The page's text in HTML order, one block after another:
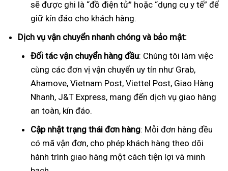
sẽ được ghi là “đồ điện tử” hoặc “dụng cụ y tế” để
giữ kín đáo cho khách hàng.
Dịch vụ vận chuyển nhanh chóng và bảo mật:
Đối tác vận chuyển hàng đầu: Chúng tôi làm việc
cùng các đơn vị vận chuyển uy tín như Grab,
Ahamove, Vietnam Post, Viettel Post, Giao Hàng
Nhanh, J&T Express, mang đến dịch vụ giao hàng
an toàn, kín đáo.
Cập nhật trạng thái đơn hàng: Mỗi đơn hàng đều
có mã vận đơn, cho phép khách hàng theo dõi
hành trình giao hàng một cách tiện lợi và minh